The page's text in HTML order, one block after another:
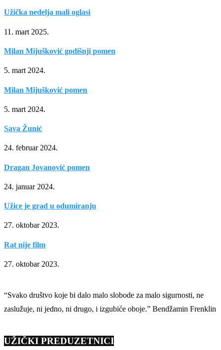
Užička nedelja mali oglasi
11. mart 2025.
Milan Mijušković godišnji pomen
5. mart 2024.
Milan Mijušković pomen
5. mart 2024.
Sava Žunić
24. februar 2024.
Dragan Jovanović pomen
24. januar 2024.
Užice je grad u odumiranju
27. oktobar 2023.
Rat nije film
27. oktobar 2023.
“Svako društvo koje bi dalo malo slobode za malo sigurnosti, ne
zaslužuje, ni jedno, ni drugo, i izgubiće oboje.” Bendžamin Frenklin
UŽIČKI PREDUZETNICI